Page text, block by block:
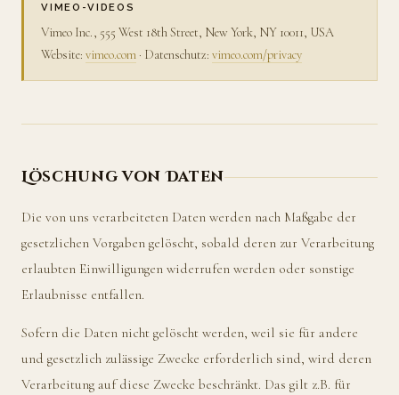
VIMEO-VIDEOS
Vimeo Inc., 555 West 18th Street, New York, NY 10011, USA
Website:vimeo.com · Datenschutz:vimeo.com/privacy
Löschung von Daten
Die von uns verarbeiteten Daten werden nach Maßgabe der
gesetzlichen Vorgaben gelöscht, sobald deren zur Verarbeitung
erlaubten Einwilligungen widerrufen werden oder sonstige
Erlaubnisse entfallen.
Sofern die Daten nicht gelöscht werden, weil sie für andere
und gesetzlich zulässige Zwecke erforderlich sind, wird deren
Verarbeitung auf diese Zwecke beschränkt. Das gilt z.B. für